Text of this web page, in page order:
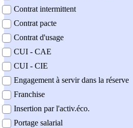
Contrat intermittent
Contrat pacte
Contrat d'usage
CUI - CAE
CUI - CIE
Engagement à servir dans la réserve
Franchise
Insertion par l'activ.éco.
Portage salarial